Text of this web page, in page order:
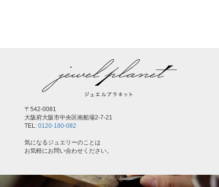
〒542-0081
大阪府大阪市中央区南船場2-7-21
TEL: 0120-180-082
気になるジュエリーのことは
お気軽にお問い合わせください。